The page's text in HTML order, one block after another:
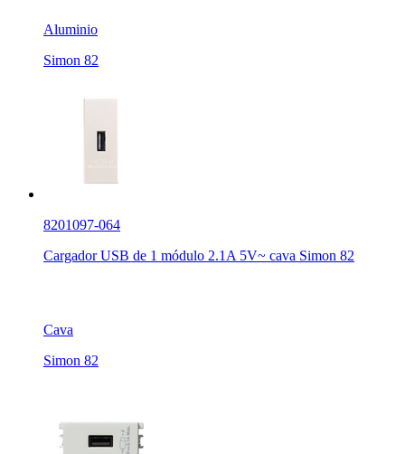
Aluminio
Simon 82
8201097-064
Cargador USB de 1 módulo 2.1A 5V~ cava Simon 82
Cava
Simon 82